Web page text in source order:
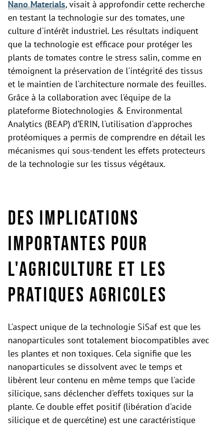
Nano Materials, visait à approfondir cette recherche
en testant la technologie sur des tomates, une
culture d'intérêt industriel. Les résultats indiquent
que la technologie est efficace pour protéger les
plants de tomates contre le stress salin, comme en
témoignent la préservation de l'intégrité des tissus
et le maintien de l'architecture normale des feuilles.
Grâce à la collaboration avec l'équipe de la
plateforme Biotechnologies & Environmental
Analytics (BEAP) d’ERIN, l'utilisation d'approches
protéomiques a permis de comprendre en détail les
mécanismes qui sous-tendent les effets protecteurs
de la technologie sur les tissus végétaux.
Des implications
importantes pour
l'agriculture et les
pratiques agricoles
L'aspect unique de la technologie SiSaf est que les
nanoparticules sont totalement biocompatibles avec
les plantes et non toxiques. Cela signifie que les
nanoparticules se dissolvent avec le temps et
libèrent leur contenu en même temps que l'acide
silicique, sans déclencher d'effets toxiques sur la
plante. Ce double effet positif (libération d'acide
silicique et de quercétine) est une caractéristique